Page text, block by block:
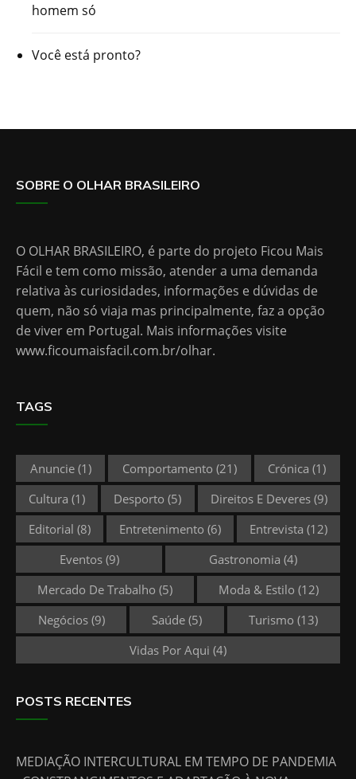
homem só
Você está pronto?
SOBRE O OLHAR BRASILEIRO
O OLHAR BRASILEIRO, é parte do projeto Ficou Mais
Fácil e tem como missão, atender a uma demanda
relativa às curiosidades, informações e dúvidas de
quem, não só viaja mas principalmente, faz a opção
de viver em Portugal. Mais informações visite
www.ficoumaisfacil.com.br/olhar.
TAGS
Anuncie(1) Comportamento (21) Crónica (1)
Cultura (1) Desporto (5) Direitos E Deveres(9)
Editorial (8) Entretenimento (6) Entrevista (12)
Eventos(9) Gastronomia (4)
Mercado De Trabalho (5) Moda & Estilo (12)
Negócios(9) Saúde(5) Turismo (13)
Vidas Por Aqui (4)
POSTS RECENTES
MEDIAÇÃO INTERCULTURAL EM TEMPO DE PANDEMIA